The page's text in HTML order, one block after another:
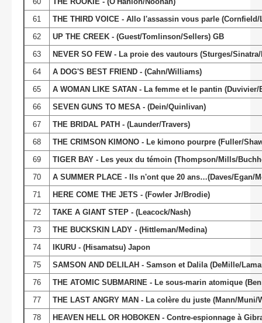
61
THE THIRD VOICE - Allo l'assassin vous parle
62
UP THE CREEK - (Guest/Tomlinson/Sellers) GB
63
NEVER SO FEW - La proie des vautours (Sturges/
64
A DOG'S BEST FRIEND - (Cahn/Williams)
65
A WOMAN LIKE SATAN - La femme et le pantin (Duvivier/
66
SEVEN GUNS TO MESA - (Dein/Quinlivan)
67
THE BRIDAL PATH - (Launder/Travers)
68
THE CRIMSON KIMONO - Le kimono pourpre (Fuller/
69
TIGER BAY - Les yeux du témoin (Thompson/Mills/
70
A SUMMER PLACE - Ils n'ont que 20 ans…(Daves/Egan/
71
HERE COME THE JETS - (Fowler Jr/Brodie)
72
TAKE A GIANT STEP - (Leacock/Nash)
73
THE BUCKSKIN LADY - (Hittleman/Medina)
74
IKURU - (Hisamatsu) Japon
75
SAMSON AND DELILAH - Samson et Dalila (DeMille/
76
THE ATOMIC SUBMARINE - Le sous-marin atomique
77
THE LAST ANGRY MAN - La colère du juste (Mann/Muni/
78
HEAVEN HELL OR HOBOKEN - Contre-espionnage à